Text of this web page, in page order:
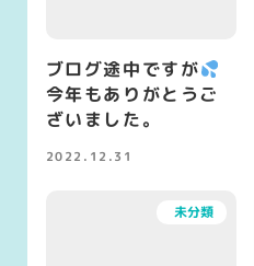
ブログ途中ですが
今年もありがとうご
ざいました。
投稿日
2022.12.31
未分類